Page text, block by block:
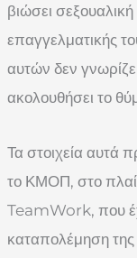
βιώσει
επαγγελματικής
αυτών δεν
ακολουθήσει το
Τα στοιχεία αυτά
το ΚΜΟΠ, στο
TeamWork, που
καταπολέμηση